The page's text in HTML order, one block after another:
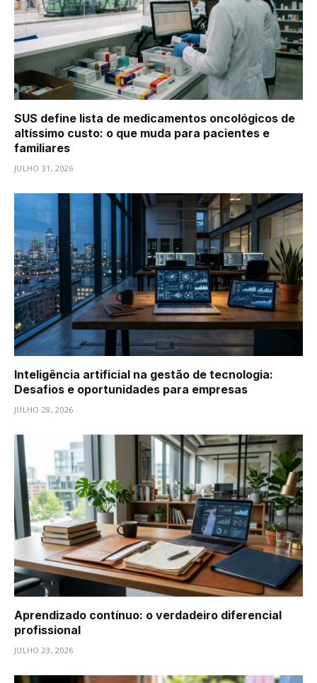
SUS define lista de medicamentos oncológicos de
altíssimo custo: o que muda para pacientes e
familiares
JULHO 31, 2026
Inteligência artificial na gestão de tecnologia:
Desafios e oportunidades para empresas
JULHO 28, 2026
Aprendizado contínuo: o verdadeiro diferencial
profissional
JULHO 23, 2026